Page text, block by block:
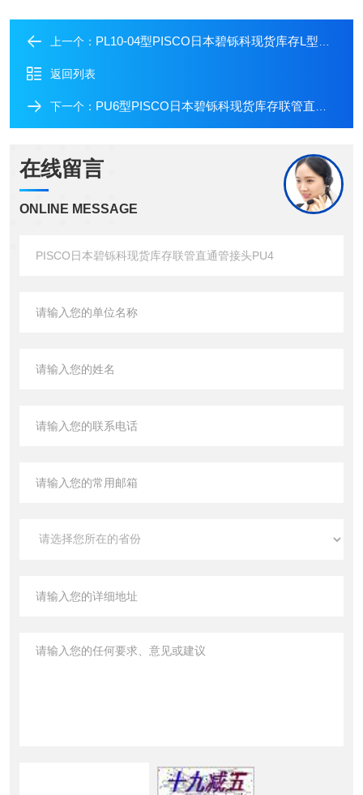
上一个： PL10-04型PISCO日本碧铄科现货库存L型弯头管接头
返回列表
下一个： PU6型PISCO日本碧铄科现货库存联管直通管接头PU6
在线留言
ONLINE MESSAGE